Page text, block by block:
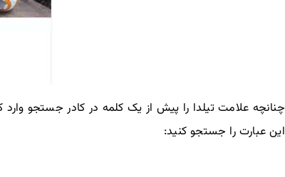
چنانچه علامت تیلدا را پیش از یک کلمه در کادر جستجو
این عبارت را جستجو کنید: